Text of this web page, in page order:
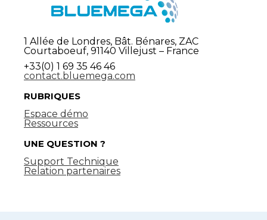
1 Allée de Londres, Bât. Bénares, ZAC
Courtaboeuf, 91140 Villejust – France
+33(0) 1 69 35 46 46
contact.bluemega.com
RUBRIQUES
Espace démo
Ressources
UNE QUESTION ?
Support Technique
Relation partenaires